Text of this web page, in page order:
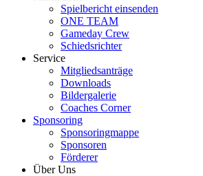
Spielbericht einsenden
ONE TEAM
Gameday Crew
Schiedsrichter
Service
Mitgliedsanträge
Downloads
Bildergalerie
Coaches Corner
Sponsoring
Sponsoringmappe
Sponsoren
Förderer
Über Uns